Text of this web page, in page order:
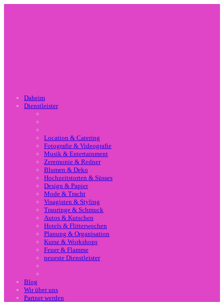
Daheim
Dienstleister
Location & Catering
Fotografie & Videografie
Musik & Entertainment
Zeremonie & Redner
Blumen & Deko
Hochzeitstorten & Süsses
Design & Papier
Mode & Tracht
Visagisten & Styling
Trauringe & Schmuck
Autos & Kutschen
Hotels & Flitterwochen
Planung & Organisation
Kurse & Workshops
Feuer & Flamme
neueste Dienstleister
Blog
Wir über uns
Partner werden